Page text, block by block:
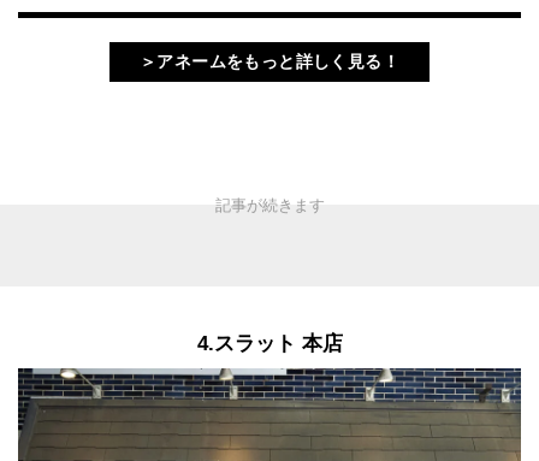
＞アネームをもっと詳しく見る！
4.スラット 本店